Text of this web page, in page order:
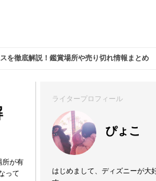
を徹底解説！鑑賞場所や売り切れ情報まとめ
所が有
って
ライタープロフィール
ぴょこ
はじめまして、ディズニーが大